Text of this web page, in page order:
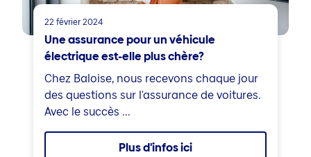
22 février 2024
Une assurance pour un véhicule
électrique est-elle plus chère?
Chez Baloise, nous recevons chaque jour
des questions sur l'assurance de voitures.
Avec le succès ...
Plus d'infos ici